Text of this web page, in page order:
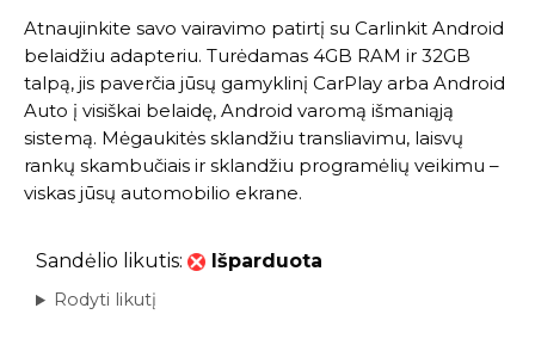
Atnaujinkite savo vairavimo patirtį su Carlinkit Android
belaidžiu adapteriu. Turėdamas 4GB RAM ir 32GB
talpą, jis paverčia jūsų gamyklinį CarPlay arba Android
Auto į visiškai belaidę, Android varomą išmaniąją
sistemą. Mėgaukitės sklandžiu transliavimu, laisvų
rankų skambučiais ir sklandžiu programėlių veikimu –
viskas jūsų automobilio ekrane.
Sandėlio likutis: Išparduota
Rodyti likutį